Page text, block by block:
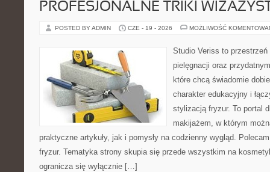
PROFESJONALNE TRIKI
POSTED BY ADMIN CZE - 19 - 2026 MOŻLIWOŚĆ
Studio Veriss to
pielęgnacji oraz
które chcą świadomie
charakter edukacyjny i
stylizacją fryzur. To portal
makijażem, w którym
praktyczne artykuły, jak i pomysły na codzienny wygląd.
fryzur. Tematyka strony skupia się przede wszystkim na
ogranicza się wyłącznie […]